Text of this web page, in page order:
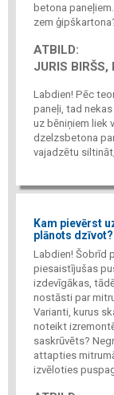
betona
zem
ATBILD:
JURIS BIRŠS,
Labdien! Pēc
paneļi, tad
uz bēniņiem liek
dzelzsbetona
vajadzētu
Kam pievērst
plānots dzīvot?
Labdien! Šobrīd
piesaistījušas
izdevīgākas,
nostāsti par
Varianti, kurus
noteikt
saskrūvēts?
attapties
izvēloties